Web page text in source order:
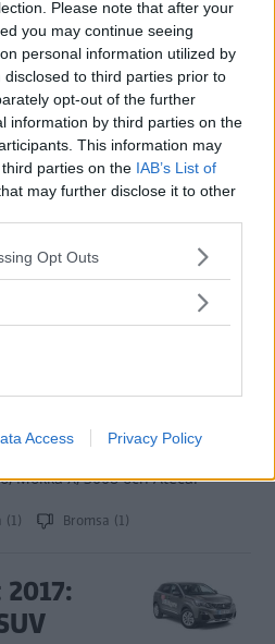
Please note that after your
you may continue seeing
personal information utilized by
to third parties prior to
opt-out of the further
information by third parties on the
This information may
parties on the IAB’s List of
may further disclose it to other
app uses one or more Google
behaviour. You may click to
purposes in below Google
Opt Outs
Access Privacy Policy
(2017)
Crossover är inte bara en idé om
kläder ska kombineras – det är
möjliga olika roller. Vilken av
X, Peugeot 3008 och Seat
scenen?
(2) Bromsa (5)
Q2, Kia
bilekonomi, kupébuller,
Mokka X, 3008 och Ateca.
(1) Bromsa (1)